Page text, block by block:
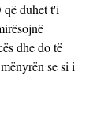
duhet t'i
dhe do të
se si i